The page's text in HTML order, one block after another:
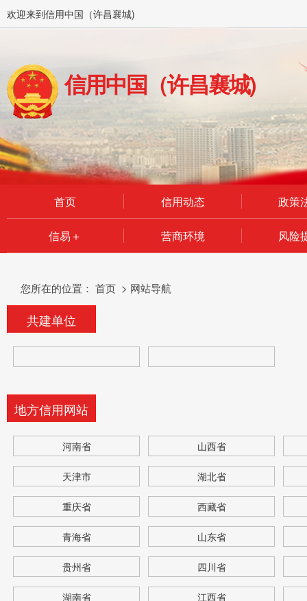
欢迎来到信用中国（许昌襄城)
信用中国（许昌襄城)
首页 信用动态 政策
信易＋ 营商环境 风险
您所在的位置： 首页 > 网站导航
共建单位
地方信用网站
河南省 山西省
天津市 湖北省
重庆省 西藏省
青海省 山东省
贵州省 四川省
湖南省 江西省